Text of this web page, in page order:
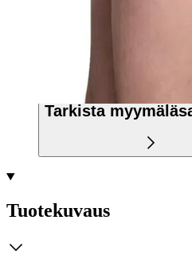
Etu ei koske Suuri‑lisäpalvelulla
Tarkista
Tuotekuvaus